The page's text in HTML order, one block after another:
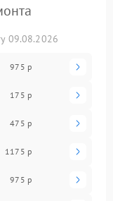
09.08.2026
975 р
175 р
475 р
1175 р
975 р